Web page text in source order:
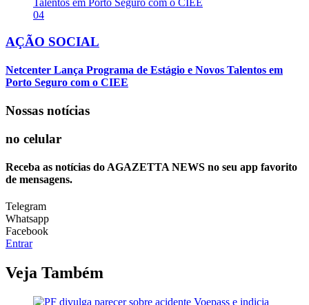
04
AÇÃO SOCIAL
Netcenter Lança Programa de Estágio e Novos Talentos em
Porto Seguro com o CIEE
Nossas notícias
no celular
Receba as notícias do AGAZETTA NEWS no seu app favorito
de mensagens.
Telegram
Whatsapp
Facebook
Entrar
Veja Também